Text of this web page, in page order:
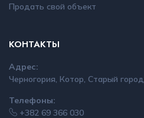
Продать свой объект
КОНТАКТЫ
Адрес:
Черногория, Котор, Старый город
Телефоны:
+382 69 366 030